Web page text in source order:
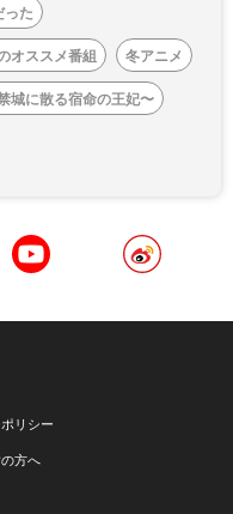
た
オススメ番組
冬アニメ
城に散る宿命の王妃〜
リシー
方へ